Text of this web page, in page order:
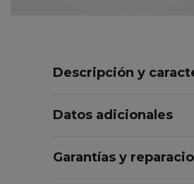
Descripción y
Datos adicionales
Garantías y